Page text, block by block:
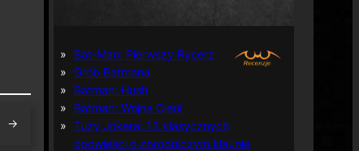
→
Bat-Man: Pierwszy Rycerz
Grób Batmana
Batman: Hush
Batman: Wojna Cieni
Tuzy Jokera: 13 klasycznych
opowieści o zbrodniczym klaunie